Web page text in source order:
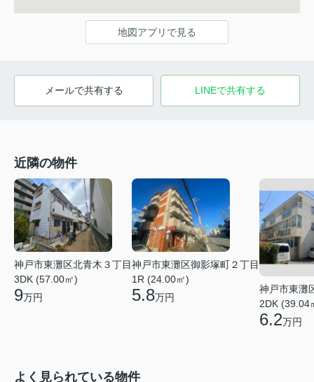
地図アプリで見る
メールで共有する LINEで共有する
近隣の物件
神戸市東灘区北青木３丁目
3DK (57.00㎡)
9万円
神戸市東灘区御影塚町２丁目
1R (24.00㎡)
5.8万円
神戸市東灘
2DK (39.04
6.2万円
よく見られている物件